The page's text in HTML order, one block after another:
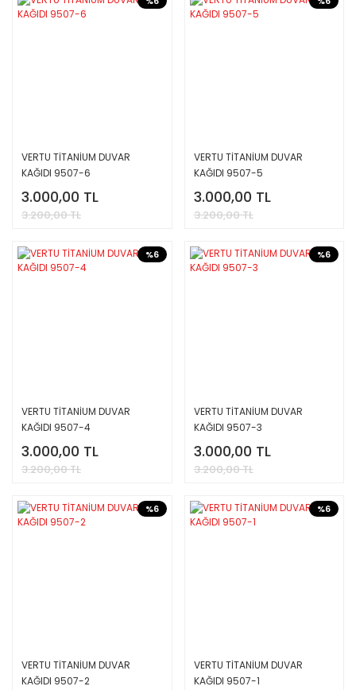
VERTU TİTANİUM DUVAR
KAĞIDI 9507-6
3.000,00 TL
3.200,00 TL
VERTU TİTANİUM DUVAR
KAĞIDI 9507-5
3.000,00 TL
3.200,00 TL
%6
VERTU TİTANİUM DUVAR
KAĞIDI 9507-4
3.000,00 TL
3.200,00 TL
%6
VERTU TİTANİUM DUVAR
KAĞIDI 9507-3
3.000,00 TL
3.200,00 TL
%6
VERTU TİTANİUM DUVAR
KAĞIDI 9507-2
%6
VERTU TİTANİUM DUVAR
KAĞIDI 9507-1